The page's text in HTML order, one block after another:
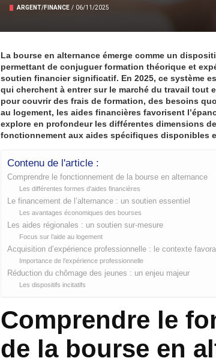
ARGENT/FINANCE / 06/11/2025
La bourse en alternance émerge comme un
permettant de conjuguer formation théorique et
soutien financier significatif. En 2025, ce système
qui cherchent à entrer sur le marché du travail tout
pour couvrir des frais de formation, des besoins
au logement, les aides financières favorisent
explore en profondeur les différentes dimensions
fonctionnement aux aides spécifiques disponibles
Contenu de l'article :
Comprendre le fonctionnement de la bourse en alternance
Les différentes formes d’aides financières
Le financement de l’alternance : un soutien essentiel
Les avantages économiques des bourses
Les aides régionales : un soutien sur-mesure
Focus sur l’aide au logement
Acquisition d’expérience professionnelle : le contexte
Importance de l’expérience professionnelle
Réduction du chômage des jeunes : un enjeu majeur
Les dispositifs incitatifs
Comprendre le
de la bourse en